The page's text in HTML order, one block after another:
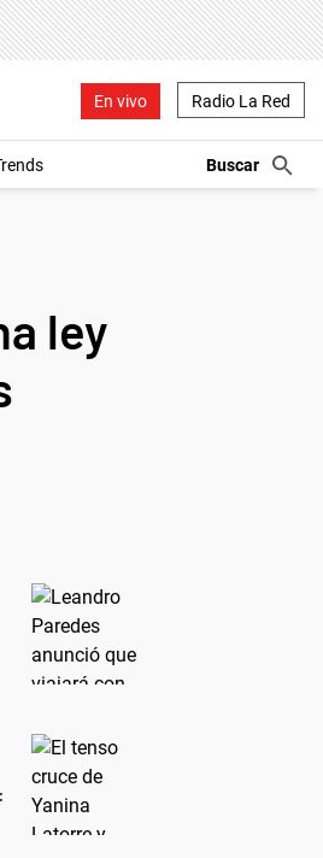
En vivo Radio La Red
ley